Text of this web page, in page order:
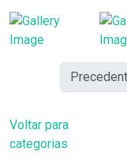
Voltar para
categorias